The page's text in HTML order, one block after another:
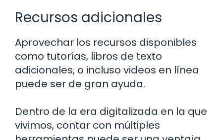
Recursos adicionales
Aprovechar los recursos disponibles
como tutorías, libros de texto
adicionales, o incluso videos en línea
puede ser de gran ayuda.
Dentro de la era digitalizada en la que
vivimos, contar con múltiples